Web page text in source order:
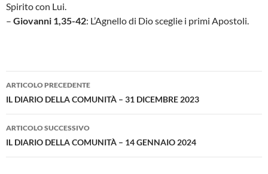
Spirito con Lui.
– Giovanni 1,35-42: L’Agnello di Dio sceglie i primi Apostoli.
Navigazione
articolo
ARTICOLO PRECEDENTE
IL DIARIO DELLA COMUNITÀ – 31 DICEMBRE 2023
ARTICOLO SUCCESSIVO
IL DIARIO DELLA COMUNITÀ – 14 GENNAIO 2024